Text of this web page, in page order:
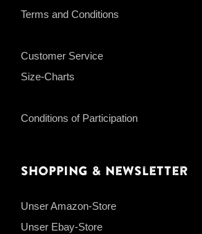
Terms and Conditions
Customer Service
Size-Charts
Conditions of Participation
Shopping & Newsletter
Unser Amazon-Store
Unser Ebay-Store